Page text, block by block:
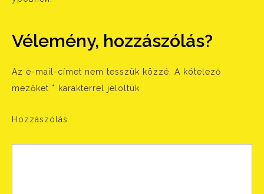
Vélemény, hozzászólás?
Az e-mail-címet nem tesszük közzé.
A kötelező
mezőket * karakterrel jelöltük
Hozzászólás